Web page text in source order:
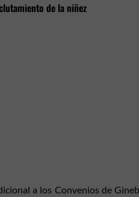
de la niñez
a los Convenios de